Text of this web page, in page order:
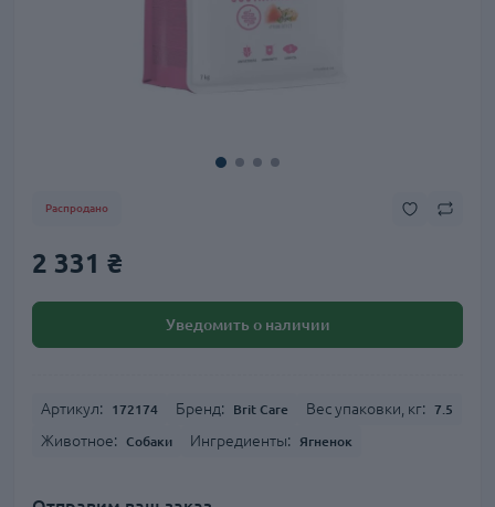
Распродано
2 331 ₴
Уведомить о наличии
Артикул: 172174 Бренд: Brit Care Вес упаковки, кг: 7.5
Животное: Собаки Ингредиенты: Ягненок